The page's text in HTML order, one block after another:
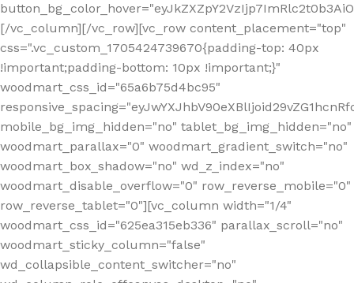
[/vc_column][/vc_row][vc_row content_placement="top"
css=".vc_custom_1705424739670{padding-top: 40px
!important;padding-bottom: 10px !important;}"
woodmart_css_id="65a6b75d4bc95"
mobile_bg_img_hidden="no" tablet_bg_img_hidden="no"
woodmart_parallax="0" woodmart_gradient_switch="no"
woodmart_box_shadow="no" wd_z_index="no"
woodmart_disable_overflow="0" row_reverse_mobile="0"
row_reverse_tablet="0"][vc_column width="1/4"
woodmart_css_id="625ea315eb336" parallax_scroll="no"
woodmart_sticky_column="false"
wd_collapsible_content_switcher="no"